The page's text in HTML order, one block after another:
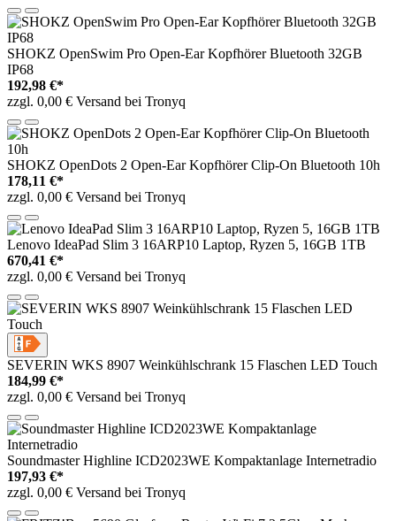
SHOKZ OpenSwim Pro Open-Ear Kopfhörer Bluetooth 32GB
IP68
192,98 €*
zzgl. 0,00 € Versand bei Tronyq
SHOKZ OpenDots 2 Open-Ear Kopfhörer Clip-On Bluetooth 10h
178,11 €*
zzgl. 0,00 € Versand bei Tronyq
Lenovo IdeaPad Slim 3 16ARP10 Laptop, Ryzen 5, 16GB 1TB
670,41 €*
zzgl. 0,00 € Versand bei Tronyq
SEVERIN WKS 8907 Weinkühlschrank 15 Flaschen LED Touch
184,99 €*
zzgl. 0,00 € Versand bei Tronyq
Soundmaster Highline ICD2023WE Kompaktanlage Internetradio
197,93 €*
zzgl. 0,00 € Versand bei Tronyq